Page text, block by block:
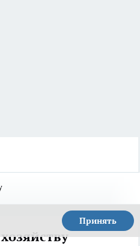
Принять